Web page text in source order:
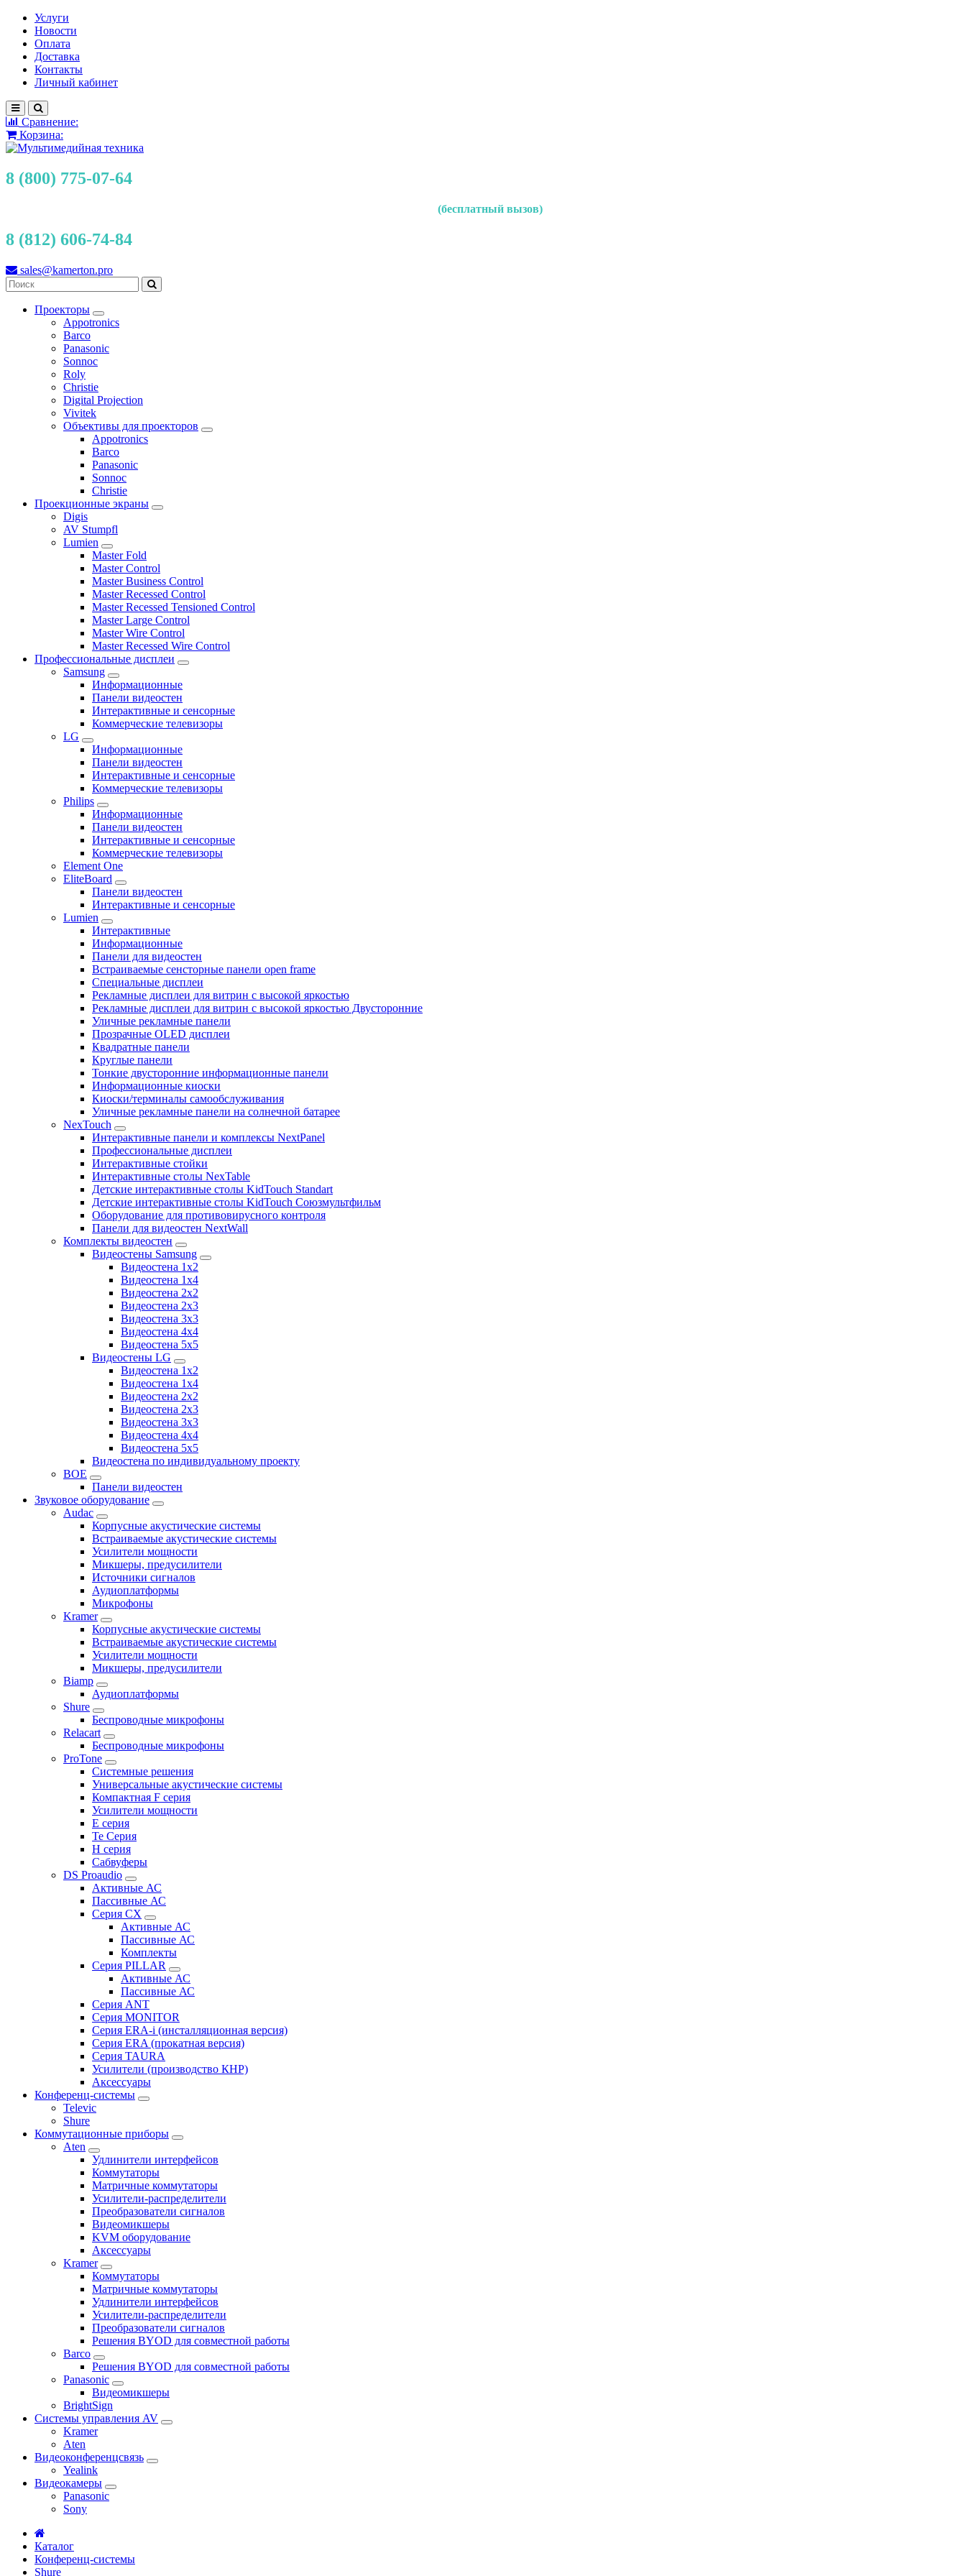
Услуги
Новости
Оплата
Доставка
Контакты
Личный кабинет
Сравнение:
Корзина:
8 (800) 775-07-64
(бесплатный вызов)
8 (812) 606-74-84
sales@kamerton.pro
Проекторы
Appotronics
Barco
Panasonic
Sonnoc
Roly
Christie
Digital Projection
Vivitek
Объективы для проекторов
Appotronics
Barco
Panasonic
Sonnoc
Сhristie
Проекционные экраны
Digis
AV Stumpfl
Lumien
Master Fold
Master Control
Master Business Control
Master Recessed Control
Master Recessed Tensioned Control
Master Large Control
Master Wire Control
Master Recessed Wire Control
Профессиональные дисплеи
Samsung
Информационные
Панели видеостен
Интерактивные и сенсорные
Коммерческие телевизоры
LG
Информационные
Панели видеостен
Интерактивные и сенсорные
Коммерческие телевизоры
Philips
Информационные
Панели видеостен
Интерактивные и сенсорные
Коммерческие телевизоры
Element One
EliteBoard
Панели видеостен
Интерактивные и сенсорные
Lumien
Интерактивные
Информационные
Панели для видеостен
Встраиваемые сенсторные панели open frame
Специальные дисплеи
Рекламные дисплеи для витрин с высокой яркостью
Рекламные дисплеи для витрин с высокой яркостью Двусторонние
Уличные рекламные панели
Прозрачные OLED дисплеи
Квадратные панели
Круглые панели
Тонкие двусторонние информационные панели
Информационные киоски
Киоски/терминалы самообслуживания
Уличные рекламные панели на солнечной батарее
NexTouch
Интерактивные панели и комплексы NextPanel
Профессиональные дисплеи
Интерактивные стойки
Интерактивные столы NexTable
Детские интерактивные столы KidTouch Standart
Детские интерактивные столы KidTouch Союзмультфильм
Оборудование для противовирусного контроля
Панели для видеостен NextWall
Комплекты видеостен
Видеостены Samsung
Видеостена 1x2
Видеостена 1x4
Видеостена 2x2
Видеостена 2х3
Видеостена 3x3
Видеостена 4x4
Видеостена 5x5
Видеостены LG
Видеостена 1x2
Видеостена 1x4
Видеостена 2x2
Видеостена 2x3
Видеостена 3x3
Видеостена 4x4
Видеостена 5x5
Видеостена по индивидуальному проекту
BOE
Панели видеостен
Звуковое оборудование
Audac
Корпусные акустические системы
Встраиваемые акустические системы
Усилители мощности
Микшеры, предусилители
Источники сигналов
Аудиоплатформы
Микрофоны
Kramer
Корпусные акустические системы
Встраиваемые акустические системы
Усилители мощности
Микшеры, предусилители
Biamp
Аудиоплатформы
Shure
Беспроводные микрофоны
Relacart
Беспроводные микрофоны
ProTone
Системные решения
Универсальные акустические системы
Компактная F серия
Усилители мощности
E серия
Te Серия
H серия
Сабвуферы
DS Proaudio
Активные АС
Пассивные АС
Серия CX
Активные АС
Пассивные АС
Комплекты
Серия PILLAR
Активные АС
Пассивные АС
Серия ANT
Серия MONITOR
Серия ERA-i (инсталляционная версия)
Серия ERA (прокатная версия)
Серия TAURA
Усилители (производство КНР)
Аксессуары
Конференц-системы
Televic
Shure
Коммутационные приборы
Aten
Удлинители интерфейсов
Коммутаторы
Матричные коммутаторы
Усилители-распределители
Преобразователи сигналов
Видеомикшеры
KVM оборудование
Аксессуары
Kramer
Коммутаторы
Матричные коммутаторы
Удлинители интерфейсов
Усилители-распределители
Преобразователи сигналов
Решения BYOD для совместной работы
Barco
Решения BYOD для совместной работы
Panasonic
Видеомикшеры
BrightSign
Системы управления AV
Kramer
Aten
Видеоконференцсвязь
Yealink
Видеокамеры
Panasonic
Sony
Каталог
Конференц-системы
Shure